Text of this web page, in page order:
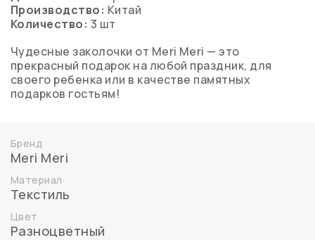
Производство: Китай
Количество: 3 шт
Чудесные заколочки от Meri Meri — это
прекрасный подарок на любой праздник, для
своего ребенка или в качестве памятных
подарков гостьям!
Бренд
Meri Meri
Материал
Текстиль
Цвет
Разноцветный